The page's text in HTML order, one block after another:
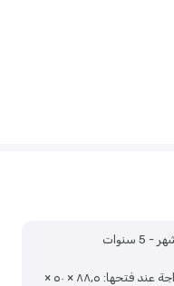
أبعاد الدراجة عند فتحها: ٨٨٫٥ × ٥٠ ×